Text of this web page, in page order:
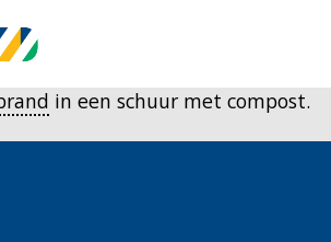
in een schuur met compost.